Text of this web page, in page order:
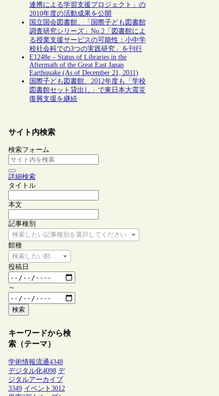
連携による学習支援プロジェクト」の
2010年度の活動成果を公開
国立国会図書館、「国際子ども図書館
調査研究シリーズ」No.2「図書館によ
る授業支援サービスの可能性：小中学
校社会科での3つの実践研究」を刊行
E1248e – Status of Libraries in the
Aftermath of the Great East Japan
Earthquake (As of December 21, 2011)
国際子ども図書館、2012年度も「学校
図書館セット貸出し」で東日本大震災
復興支援を継続
サイト内検索
検索フォーム
詳細検索
タイトル
本文
記事種別
検索したい記事種別を選択してください
館種
検索したい館種を選択してください
投稿日
～
検索
キーワードから検
索（テーマ）
学術情報流通4348
デジタル化4098 デ
ジタルアーカイブ
3349 イベント 3012